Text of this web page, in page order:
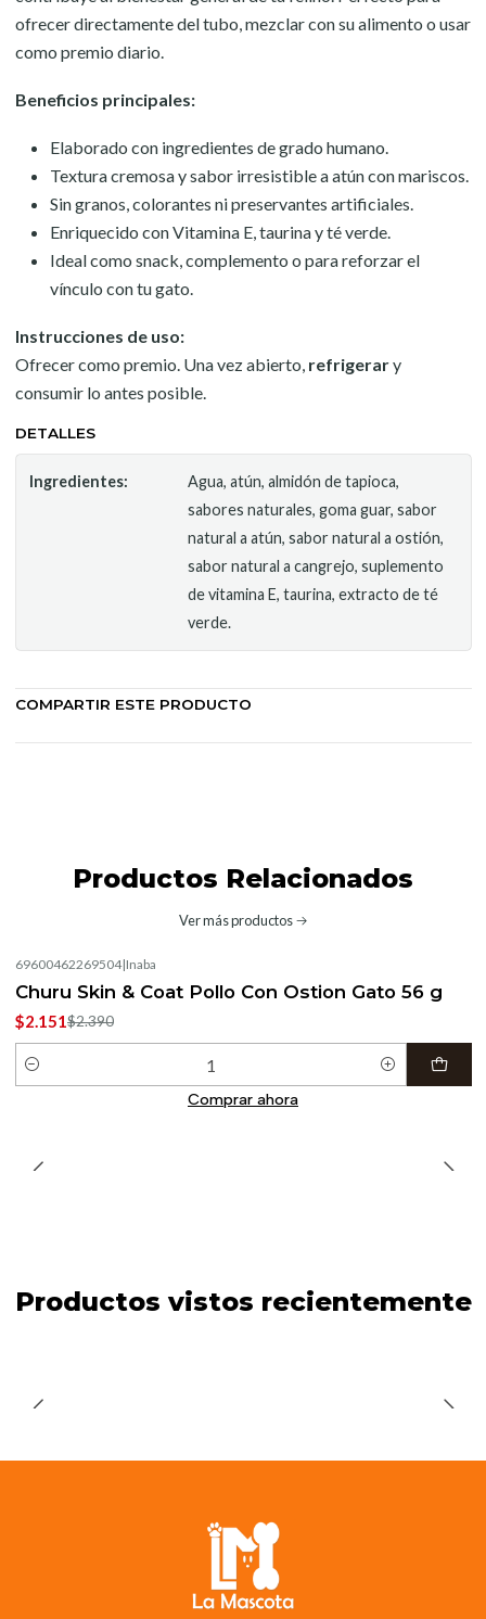
ofrecer directamente del tubo, mezclar con su alimento o usar
como premio diario.
Beneficios principales:
Elaborado con ingredientes de grado humano.
Textura cremosa y sabor irresistible a atún con mariscos.
Sin granos, colorantes ni preservantes artificiales.
Enriquecido con Vitamina E, taurina y té verde.
Ideal como snack, complemento o para reforzar el
vínculo con tu gato.
Instrucciones de uso:
Ofrecer como premio. Una vez abierto, refrigerary
consumir lo antes posible.
DETALLES
Ingredientes:
Agua, atún, almidón de tapioca,
sabores naturales, goma guar, sabor
natural a atún, sabor natural a ostión,
sabor natural a cangrejo, suplemento
de vitamina E, taurina, extracto de té
verde.
COMPARTIR ESTE PRODUCTO
Productos Relacionados
Ver más productos
69600462269504|Inaba
Churu Skin & Coat Pollo Con Ostion Gato 56 g
$2.151$2.390
Cantidad
Comprar ahora
Productos vistos recientemente